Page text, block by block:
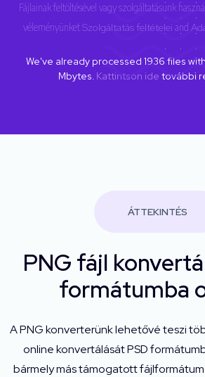
Fájlainak feltöltésével vagy szolgáltatásunk
véleményünketSzolgáltatás feltételei and
We've already processed 1936 files
Mbytes. Kattintson ide további
ÁTTEKINTÉS
PNG fájl
formátumba
A PNG konverterünk lehetővé teszi
online konvertálását PSD
bármely más támogatott fájlformátum